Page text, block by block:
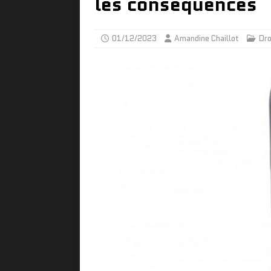
01/12/2023 Amandine Chaillot